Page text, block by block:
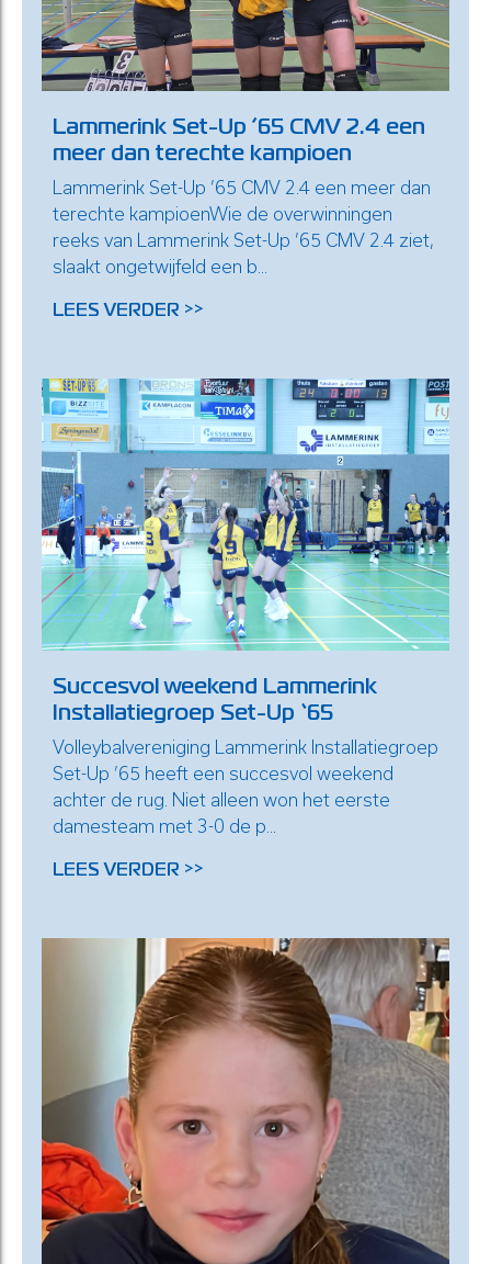
Lammerink Set-Up ’65 CMV 2.4 een
meer dan terechte kampioen
Lammerink Set-Up ’65 CMV 2.4 een meer dan
terechte kampioenWie de overwinningen
reeks van Lammerink Set-Up ’65 CMV 2.4 ziet,
slaakt ongetwijfeld een b...
LEES VERDER >>
Succesvol weekend Lammerink
Installatiegroep Set-Up ‘65
Volleybalvereniging Lammerink Installatiegroep
Set-Up ’65 heeft een succesvol weekend
achter de rug. Niet alleen won het eerste
damesteam met 3-0 de p...
LEES VERDER >>